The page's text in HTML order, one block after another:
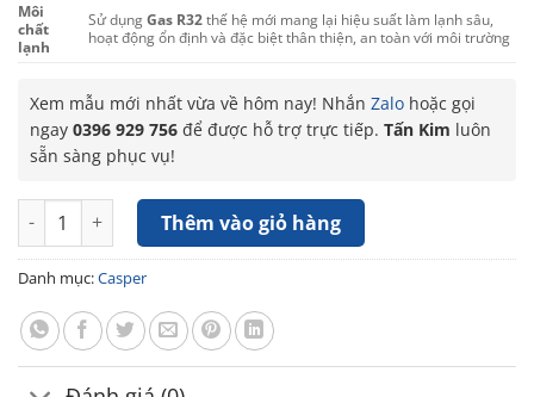
Môi
chất
lạnh
Sử dụngGas R32thế hệ mới mang lại hiệu suất làm lạnh sâu,
hoạt động ổn định và đặc biệt thân thiện, an toàn với môi trường
Xem mẫu mới nhất vừa về hôm nay! Nhắn Zalo hoặc gọi
ngay 0396 929 756 để được hỗ trợ trực tiếp. Tấn Kim luôn
sẵn sàng phục vụ!
Máy lạnh Casper 2.5 HP SC-24FB36M số lượng
Thêm vào giỏ hàng
Danh mục:Casper